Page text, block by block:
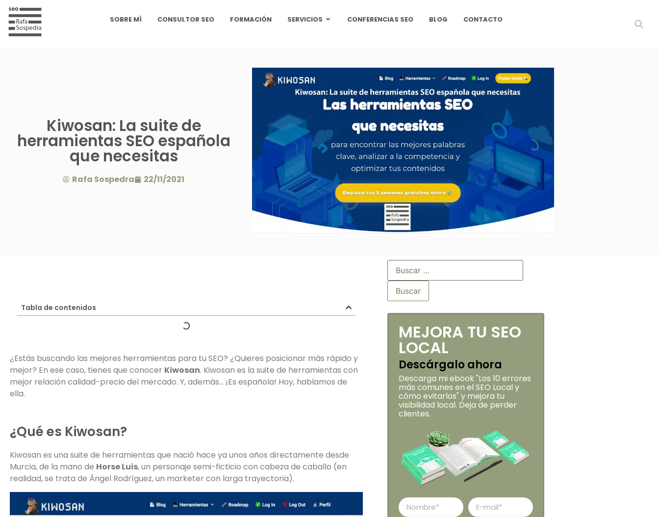
SOBRE MÍ CONSULTOR SEO FORMACIÓN SERVICIOS CONFERENCIAS SEO BLOG CONTACTO
Kiwosan: La suite de
herramientas SEO española
que necesitas
Rafa Sospedra 22/11/2021
Tabla de contenidos
¿Estás buscando las mejores herramientas para tu SEO? ¿Quieres posicionar más rápido y
mejor? En ese caso, tienes que conocer Kiwosan. Kiwosan es la suite de herramientas con
mejor relación calidad-precio del mercado. Y, además… ¡Es española! Hoy, hablamos de
ella.
¿Qué es Kiwosan?
Kiwosan es una suite de herramientas que nació hace ya unos años directamente desde
Murcia, de la mano de Horse Luis, un personaje semi-ficticio con cabeza de caballo (en
realidad, se trata de Ángel Rodríguez, un marketer con larga trayectoria).
MEJORA TU SEO
LOCAL
Descárgalo ahora
Descarga mi ebook "Los 10 errores
más comunes en el SEO Local y
cómo evitarlos" y mejora tu
visibilidad local. Deja de perder
clientes.